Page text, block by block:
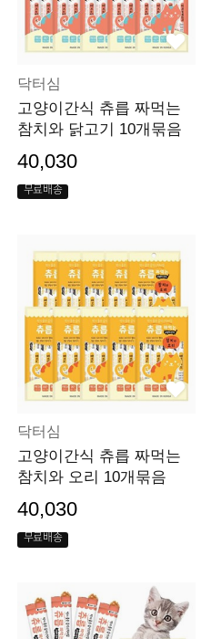
닥터심
고양이간식 츄릅 짜먹는
참치와 닭고기 10개묶음
40,030
무료배송
닥터심
고양이간식 츄릅 짜먹는
참치와 오리 10개묶음
40,030
무료배송